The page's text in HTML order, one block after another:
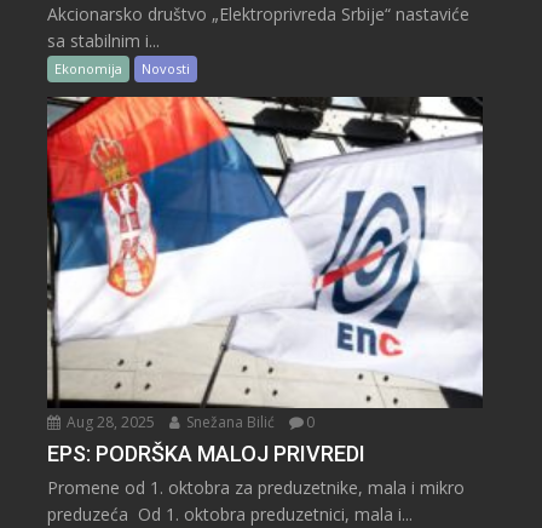
Akcionarsko društvo „Elektroprivreda Srbije“ nastaviće
sa stabilnim i...
Ekonomija Novosti
Aug 28, 2025 Snežana Bilić 0
EPS: PODRŠKA MALOJ PRIVREDI
Promene od 1. oktobra za preduzetnike, mala i mikro
preduzeća Od 1. oktobra preduzetnici, mala i...